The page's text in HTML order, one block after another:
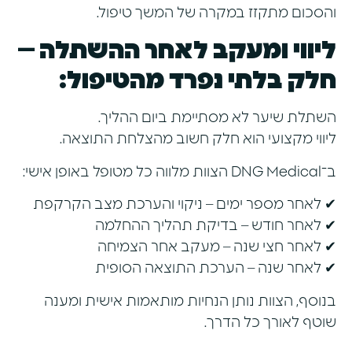
והסכום מתקזז במקרה של המשך טיפול.
ליווי ומעקב לאחר ההשתלה –
חלק בלתי נפרד מהטיפול:
השתלת שיער לא מסתיימת ביום ההליך.
ליווי מקצועי הוא חלק חשוב מהצלחת התוצאה.
ב־DNG Medical הצוות מלווה כל מטופל באופן אישי:
✔ לאחר מספר ימים – ניקוי והערכת מצב הקרקפת
✔ לאחר חודש – בדיקת תהליך ההחלמה
✔ לאחר חצי שנה – מעקב אחר הצמיחה
✔ לאחר שנה – הערכת התוצאה הסופית
בנוסף, הצוות נותן הנחיות מותאמות אישית ומענה
שוטף לאורך כל הדרך.